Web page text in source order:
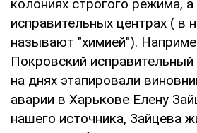
колониях строгого режима, а
исправительных центрах ( в
называют "химией").
Покровский
на днях этапировали
аварии в Харькове Елену
нашего источника, Зайцева